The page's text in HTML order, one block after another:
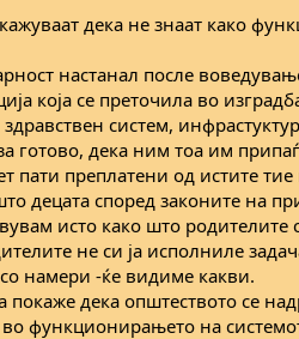
дека не знаат како
настанал после
која се преточила во
систем,
готово, дека ним тоа им
пати преплатени од истите
децата според законите на
исто како што
не си ја исполниле
намери -ќе видиме какви.
дека општеството се
функционирањето на